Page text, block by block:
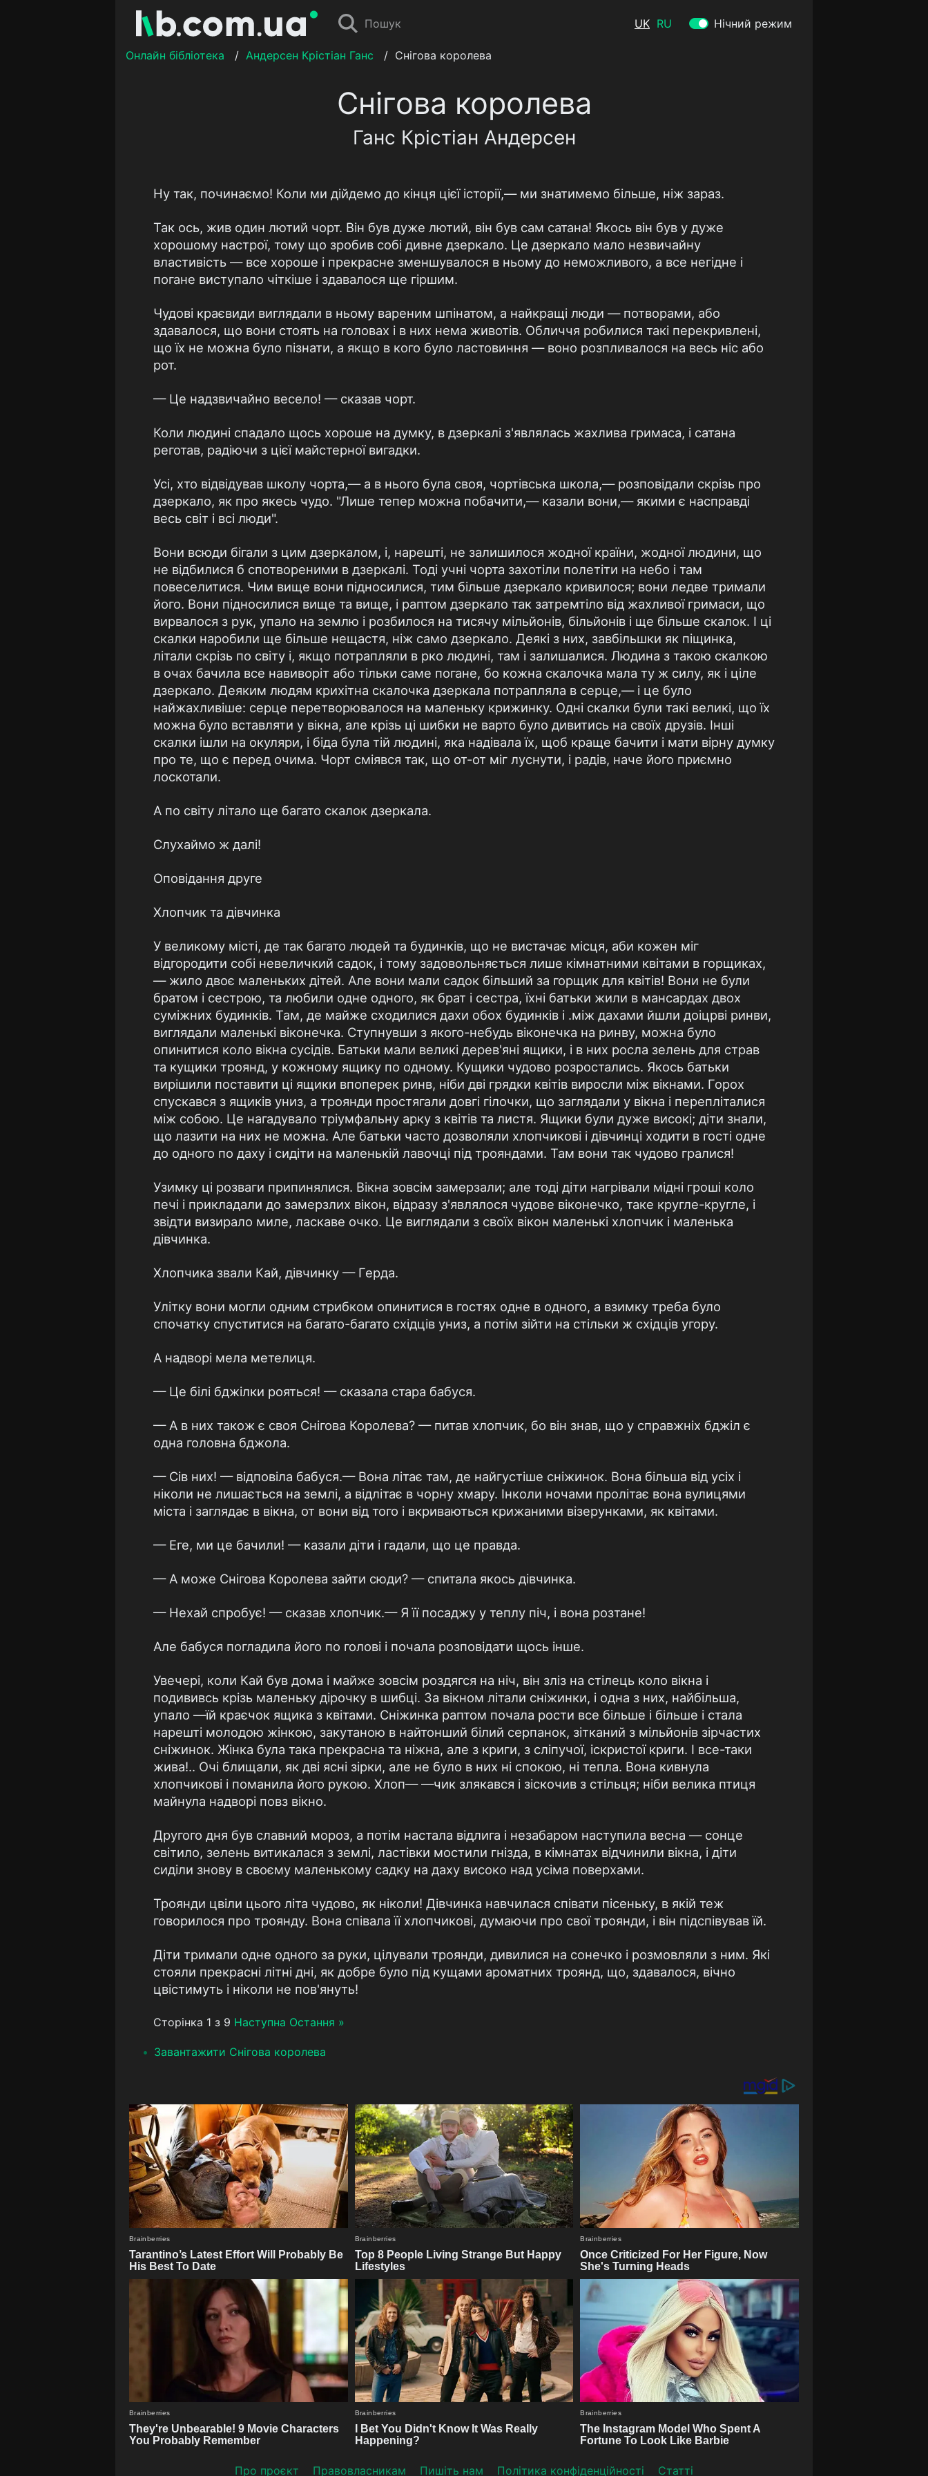
Пошук UK RU Нічний режим
Онлайн бібліотека / Андерсен Крістіан Ганс / Снігова королева
Снігова королева
Ганс Крістіан Андерсен
Ну так, починаємо! Коли ми дійдемо до кінця цієї історії,— ми знатимемо більше, ніж зараз.
Так ось, жив один лютий чорт. Він був дуже лютий, він був сам сатана! Якось він був у дуже
хорошому настрої, тому що зробив собі дивне дзеркало. Це дзеркало мало незвичайну
властивість — все хороше і прекрасне зменшувалося в ньому до неможливого, а все негідне і
погане виступало чіткіше і здавалося ще гіршим.
Чудові краєвиди виглядали в ньому вареним шпінатом, а найкращі люди — потворами, або
здавалося, що вони стоять на головах і в них нема животів. Обличчя робилися такі перекривлені,
що їх не можна було пізнати, а якщо в кого було ластовиння — воно розпливалося на весь ніс або
рот.
— Це надзвичайно весело! — сказав чорт.
Коли людині спадало щось хороше на думку, в дзеркалі з'являлась жахлива гримаса, і сатана
реготав, радіючи з цієї майстерної вигадки.
Усі, хто відвідував школу чорта,— а в нього була своя, чортівська школа,— розповідали скрізь про
дзеркало, як про якесь чудо. "Лише тепер можна побачити,— казали вони,— якими є насправді
весь світ і всі люди".
Вони всюди бігали з цим дзеркалом, і, нарешті, не залишилося жодної країни, жодної людини, що
не відбилися б спотвореними в дзеркалі. Тоді учні чорта захотіли полетіти на небо і там
повеселитися. Чим вище вони підносилися, тим більше дзеркало кривилося; вони ледве тримали
його. Вони підносилися вище та вище, і раптом дзеркало так затремтіло від жахливої гримаси, що
вирвалося з рук, упало на землю і розбилося на тисячу мільйонів, більйонів і ще більше скалок. І ці
скалки наробили ще більше нещастя, ніж само дзеркало. Деякі з них, завбільшки як піщинка,
літали скрізь по світу і, якщо потрапляли в рко людині, там і залишалися. Людина з такою скалкою
в очах бачила все навиворіт або тільки саме погане, бо кожна скалочка мала ту ж силу, як і ціле
дзеркало. Деяким людям крихітна скалочка дзеркала потрапляла в серце,— і це було
найжахливіше: серце перетворювалося на маленьку крижинку. Одні скалки були такі великі, що їх
можна було вставляти у вікна, але крізь ці шибки не варто було дивитись на своїх друзів. Інші
скалки ішли на окуляри, і біда була тій людині, яка надівала їх, щоб краще бачити і мати вірну думку
про те, що є перед очима. Чорт сміявся так, що от-от міг луснути, і радів, наче його приємно
лоскотали.
А по світу літало ще багато скалок дзеркала.
Слухаймо ж далі!
Оповідання друге
Хлопчик та дівчинка
У великому місті, де так багато людей та будинків, що не вистачає місця, аби кожен міг
відгородити собі невеличкий садок, і тому задовольняється лише кімнатними квітами в горщиках,
— жило двоє маленьких дітей. Але вони мали садок більший за горщик для квітів! Вони не були
братом і сестрою, та любили одне одного, як брат і сестра, їхні батьки жили в мансардах двох
суміжних будинків. Там, де майже сходилися дахи обох будинків і .між дахами йшли доіцрві ринви,
виглядали маленькі віконечка. Ступнувши з якого-небудь віконечка на ринву, можна було
опинитися коло вікна сусідів. Батьки мали великі дерев'яні ящики, і в них росла зелень для страв
та кущики троянд, у кожному ящику по одному. Кущики чудово розростались. Якось батьки
вирішили поставити ці ящики впоперек ринв, ніби дві грядки квітів виросли між вікнами. Горох
спускався з ящиків униз, а троянди простягали довгі гілочки, що заглядали у вікна і перепліталися
між собою. Це нагадувало тріумфальну арку з квітів та листя. Ящики були дуже високі; діти знали,
що лазити на них не можна. Але батьки часто дозволяли хлопчикові і дівчинці ходити в гості одне
до одного по даху і сидіти на маленькій лавочці під трояндами. Там вони так чудово гралися!
Узимку ці розваги припинялися. Вікна зовсім замерзали; але тоді діти нагрівали мідні гроші коло
печі і прикладали до замерзлих вікон, відразу з'являлося чудове віконечко, таке кругле-кругле, і
звідти визирало миле, ласкаве очко. Це виглядали з своїх вікон маленькі хлопчик і маленька
дівчинка.
Хлопчика звали Кай, дівчинку — Герда.
Улітку вони могли одним стрибком опинитися в гостях одне в одного, а взимку треба було
спочатку спуститися на багато-багато східців униз, а потім зійти на стільки ж східців угору.
А надворі мела метелиця.
— Це білі бджілки рояться! — сказала стара бабуся.
— А в них також є своя Снігова Королева? — питав хлопчик, бо він знав, що у справжніх бджіл є
одна головна бджола.
— Сів них! — відповіла бабуся.— Вона літає там, де найгустіше сніжинок. Вона більша від усіх і
ніколи не лишається на землі, а відлітає в чорну хмару. Інколи ночами пролітає вона вулицями
міста і заглядає в вікна, от вони від того і вкриваються крижаними візерунками, як квітами.
— Еге, ми це бачили! — казали діти і гадали, що це правда.
— А може Снігова Королева зайти сюди? — спитала якось дівчинка.
— Нехай спробує! — сказав хлопчик.— Я її посаджу у теплу піч, і вона розтане!
Але бабуся погладила його по голові і почала розповідати щось інше.
Увечері, коли Кай був дома і майже зовсім роздягся на ніч, він зліз на стілець коло вікна і
подививсь крізь маленьку дірочку в шибці. За вікном літали сніжинки, і одна з них, найбільша,
упало —їй краєчок ящика з квітами. Сніжинка раптом почала рости все більше і більше і стала
нарешті молодою жінкою, закутаною в найтонший білий серпанок, зітканий з мільйонів зірчастих
сніжинок. Жінка була така прекрасна та ніжна, але з криги, з сліпучої, іскристої криги. І все-таки
жива!.. Очі блищали, як дві ясні зірки, але не було в них ні спокою, ні тепла. Вона кивнула
хлопчикові і поманила його рукою. Хлоп— —чик злякався і зіскочив з стільця; ніби велика птиця
майнула надворі повз вікно.
Другого дня був славний мороз, а потім настала відлига і незабаром наступила весна — сонце
світило, зелень витикалася з землі, ластівки мостили гнізда, в кімнатах відчинили вікна, і діти
сиділи знову в своєму маленькому садку на даху високо над усіма поверхами.
Троянди цвіли цього літа чудово, як ніколи! Дівчинка навчилася співати пісеньку, в якій теж
говорилося про троянду. Вона співала її хлопчикові, думаючи про свої троянди, і він підспівував їй.
Діти тримали одне одного за руки, цілували троянди, дивилися на сонечко і розмовляли з ним. Які
стояли прекрасні літні дні, як добре було під кущами ароматних троянд, що, здавалося, вічно
цвістимуть і ніколи не пов'януть!
Сторінка 1 з 9 Наступна Остання »
Завантажити Снігова королева
Про проєкт Прaвoвлaсникaм Пишіть нам Політика конфіденційності Статті